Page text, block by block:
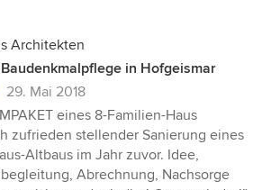
Architekten
in Hofgeismar
29. Mai 2018
eines 8-Familien-Haus
zufrieden stellender Sanierung eines
Altbaus im Jahr zuvor. Idee,
Abrechnung, Nachsorge